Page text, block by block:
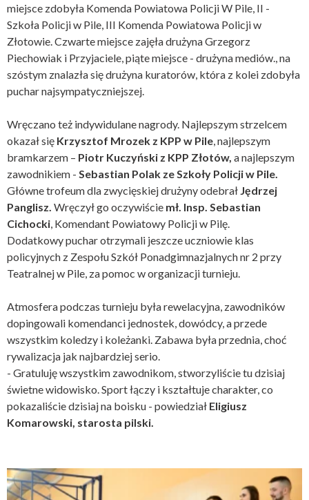
miejsce zdobyła Komenda Powiatowa Policji W Pile, II -
Szkoła Policji w Pile, III Komenda Powiatowa Policji w
Złotowie. Czwarte miejsce zajęła drużyna Grzegorz
Piechowiak i Przyjaciele, piąte miejsce - drużyna mediów., na
szóstym znalazła się drużyna kuratorów, która z kolei zdobyła
puchar najsympatyczniejszej.
Wręczano też indywidulane nagrody. Najlepszym strzelcem
okazał się Krzysztof Mrozek z KPP w Pile, najlepszym
bramkarzem – Piotr Kuczyński z KPP Złotów, a najlepszym
zawodnikiem - Sebastian Polak ze Szkoły Policji w Pile.
Główne trofeum dla zwycięskiej drużyny odebrał Jędrzej
Panglisz. Wręczył go oczywiście mł. Insp. Sebastian
Cichocki, Komendant Powiatowy Policji w Pilę.
Dodatkowy puchar otrzymali jeszcze uczniowie klas
policyjnych z Zespołu Szkół Ponadgimnazjalnych nr 2 przy
Teatralnej w Pile, za pomoc w organizacji turnieju.
Atmosfera podczas turnieju była rewelacyjna, zawodników
dopingowali komendanci jednostek, dowódcy, a przede
wszystkim koledzy i koleżanki. Zabawa była przednia, choć
rywalizacja jak najbardziej serio.
- Gratuluję wszystkim zawodnikom, stworzyliście tu dzisiaj
świetne widowisko. Sport łączy i kształtuje charakter, co
pokazaliście dzisiaj na boisku - powiedział Eligiusz
Komarowski, starosta pilski.